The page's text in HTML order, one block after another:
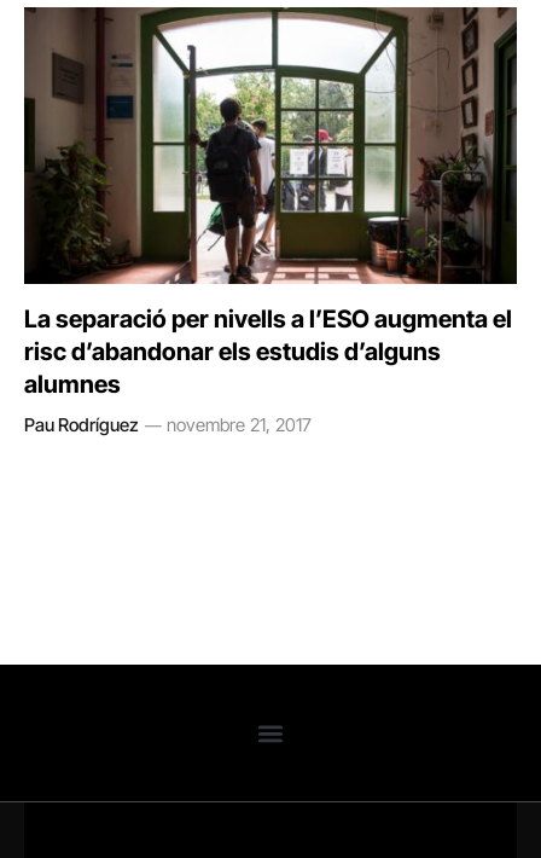
La separació per nivells a l’ESO augmenta el
risc d’abandonar els estudis d’alguns
alumnes
Pau Rodríguez novembre 21, 2017